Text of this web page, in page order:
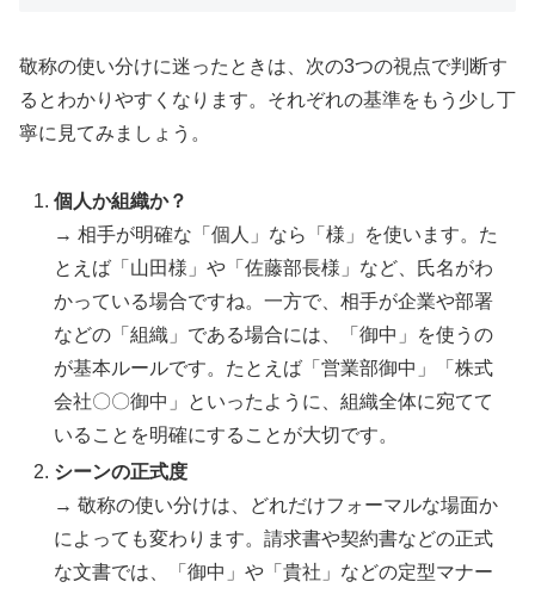
敬称の使い分けに迷ったときは、次の3つの視点で判断す
るとわかりやすくなります。それぞれの基準をもう少し丁
寧に見てみましょう。
個人か組織か？
→ 相手が明確な「個人」なら「様」を使います。た
とえば「山田様」や「佐藤部長様」など、氏名がわ
かっている場合ですね。一方で、相手が企業や部署
などの「組織」である場合には、「御中」を使うの
が基本ルールです。たとえば「営業部御中」「株式
会社〇〇御中」といったように、組織全体に宛てて
いることを明確にすることが大切です。
シーンの正式度
→ 敬称の使い分けは、どれだけフォーマルな場面か
によっても変わります。請求書や契約書などの正式
な文書では、「御中」や「貴社」などの定型マナー